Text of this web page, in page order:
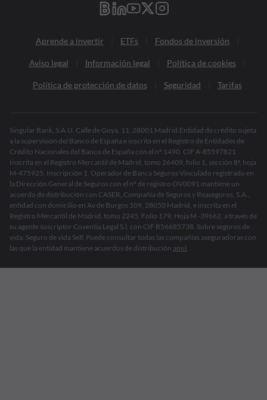
Aprende a invertir ETFs Fondos de inversión
Aviso legal Información legal Política de cookies
Política de protección de datos Seguridad Tarifas
Singular Bank, S.A.U. Calle de Goya, 11. 28001 Madrid.Entidad de crédito sujeta
a la supervisión del Banco de España e inscrita en el Registro de Entidades de
Crédito Nacionales del Banco de España con el nº 1490. CIF A-85597821
Inscrita en el Registro Mercantil de Madrid, tomo 26409, folio 1, sección 8ª, hoja
M-475925, Inscripción 1. Operador de Banca Seguros Vinculado registrado en
la Dirección General de Seguros con el nº de registro OV0091 mantiene un
acuerdo de distribución con CASER, Compañía de Seguros y Reaseguros, S.A.,
entidad con domicilio en Av de Burgos 109, 28050 Madrid, e inscrita en el
Registro Mercantil de Madrid, tomo 2245, Folio 179, Hoja M -39662, a través de
su agente suscriptor Coventia Legal S.l. con CIF B56685738. Sobre seguros de
vida: Seguro de vida Self. Puede consultar todas las compañías aseguradoras con
las que la entidad mantiene acuerdos de distribución aquí.